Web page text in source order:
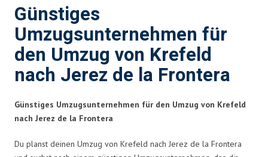
Günstiges
Umzugsunternehmen für
den Umzug von Krefeld
nach Jerez de la Frontera
Günstiges Umzugsunternehmen für den Umzug von Krefeld
nach Jerez de la Frontera
Du planst deinen Umzug von Krefeld nach Jerez de la Frontera